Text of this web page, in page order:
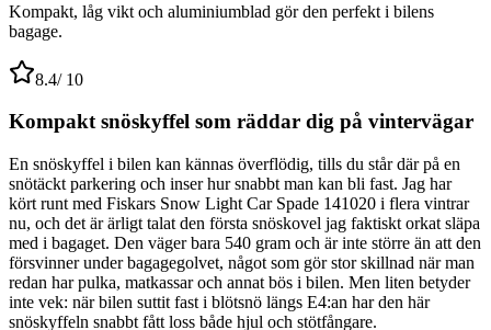
Kompakt, låg vikt och aluminiumblad gör den perfekt i bilens
bagage.
8.4/ 10
Kompakt snöskyffel som räddar dig på vintervägar
En snöskyffel i bilen kan kännas överflödig, tills du står där på en
snötäckt parkering och inser hur snabbt man kan bli fast. Jag har
kört runt med Fiskars Snow Light Car Spade 141020 i flera vintrar
nu, och det är ärligt talat den första snöskovel jag faktiskt orkat släpa
med i bagaget. Den väger bara 540 gram och är inte större än att den
försvinner under bagagegolvet, något som gör stor skillnad när man
redan har pulka, matkassar och annat bös i bilen. Men liten betyder
inte vek: när bilen suttit fast i blötsnö längs E4:an har den här
snöskyffeln snabbt fått loss både hjul och stötfångare.